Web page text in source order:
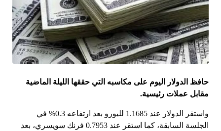
حافظ الدولار اليوم على مكاسبه التي حققها الليلة الماضية
مقابل عملات رئيسية.
واستقر الدولار عند 1.1685 لليورو بعد ارتفاعه 0.3% في
الجلسة السابقة، كما استقر عند 0.7953 فرنك سويسري، بعد